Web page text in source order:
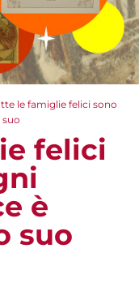
le famiglie felici sono
felici
è
suo